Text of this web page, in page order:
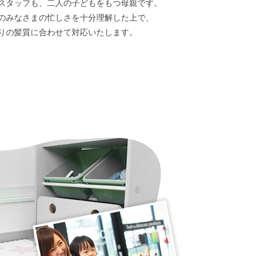
タッフも、二人の子どもをもつ母親です。
みなさまの忙しさを十分理解した上で、
の髪質に合わせて対応いたします。